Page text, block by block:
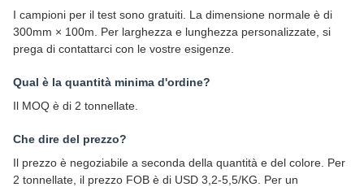
I campioni per il test sono gratuiti. La dimensione normale è di
300mm × 100m. Per larghezza e lunghezza personalizzate, si
prega di contattarci con le vostre esigenze.
Qual è la quantità minima d'ordine?
Il MOQ è di 2 tonnellate.
Che dire del prezzo?
Il prezzo è negoziabile a seconda della quantità e del colore. Per
2 tonnellate, il prezzo FOB è di USD 3,2-5,5/KG. Per un